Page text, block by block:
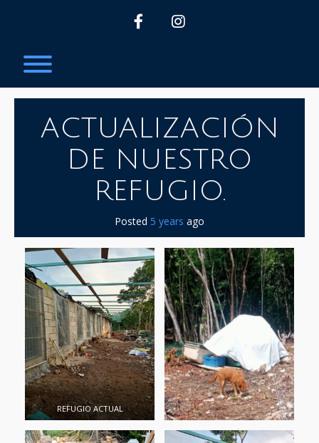
facebookinstagram
ACTUALIZACIÓN
DE NUESTRO
REFUGIO.
Posted 5 years ago
REFUGIO ACTUAL